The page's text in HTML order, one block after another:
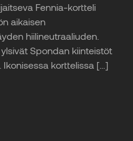
Fennia-kortteli
aikaisen
hiilineutraaliuden.
Spondan kiinteistöt
Ikonisessa korttelissa […]